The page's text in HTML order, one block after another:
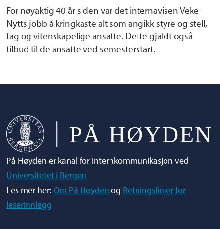
For nøyaktig 40 år siden var det internavisen Veke-
Nytts jobb å kringkaste alt som angikk styre og stell,
fag og vitenskapelige ansatte. Dette gjaldt også
tilbud til de ansatte ved semesterstart.
På Høyden er kanal for internkommunikasjon ved
Universitetet i Bergen
Les mer her:Om På Høyden og Retningslinjer for
leserinnlegg